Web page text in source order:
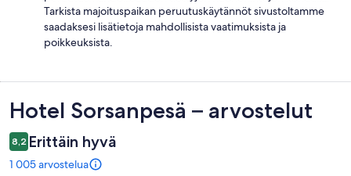
Tarkista majoituspaikan peruutuskäytännöt sivustoltamme
saadaksesi lisätietoja mahdollisista vaatimuksista ja
poikkeuksista.
Arvostelut
Hotel Sorsanpesä – arvostelut
8,2 Erittäin hyvä
1 005 arvostelua